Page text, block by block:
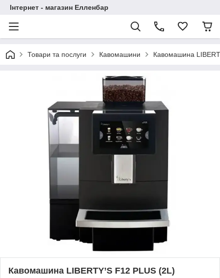
Інтернет - магазин Елленбар
Товари та послуги Кавомашини Кавомашина
Кавомашина LIBERTY’S F12 PLUS (2L)